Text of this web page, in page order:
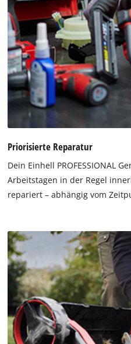
Priorisierte Reparatur
Dein Einhell PROFESSIONAL
Arbeitstagen in der Regel
repariert – abhängig vom